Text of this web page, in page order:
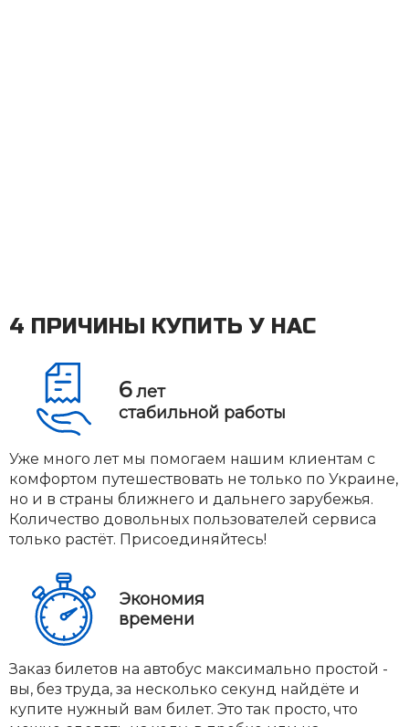
4 ПРИЧИНЫ КУПИТЬ У НАС
6лет
стабильной работы
Уже много лет мы помогаем нашим клиентам с
комфортом путешествовать не только по Украине,
но и в страны ближнего и дальнего зарубежья.
Количество довольных пользователей сервиса
только растёт. Присоединяйтесь!
Экономия
времени
Заказ билетов на автобус максимально простой -
вы, без труда, за несколько секунд найдёте и
купите нужный вам билет. Это так просто, что